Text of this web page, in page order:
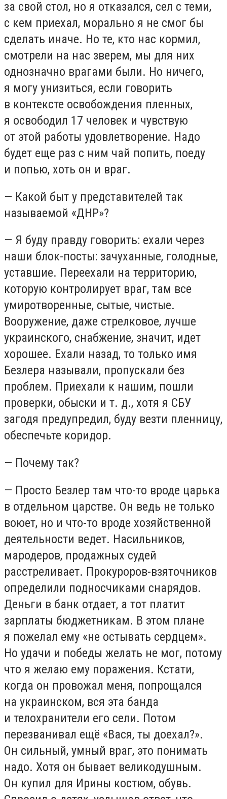
за свой стол, но я отказался, сел с теми,
с кем приехал, морально я не смог бы
сделать иначе. Но те, кто нас кормил,
смотрели на нас зверем, мы для них
однозначно врагами были. Но ничего,
я могу унизиться, если говорить
в контексте освобождения пленных,
я освободил 17 человек и чувствую
от этой работы удовлетворение. Надо
будет еще раз с ним чай попить, поеду
и попью, хоть он и враг.
— Какой быт у представителей так
называемой «ДНР»?
— Я буду правду говорить: ехали через
наши блок-посты: зачуханные, голодные,
уставшие. Переехали на территорию,
которую контролирует враг, там все
умиротворенные, сытые, чистые.
Вооружение, даже стрелковое, лучше
украинского, снабжение, значит, идет
хорошее. Ехали назад, то только имя
Безлера называли, пропускали без
проблем. Приехали к нашим, пошли
проверки, обыски и т. д., хотя я СБУ
загодя предупредил, буду везти пленницу,
обеспечьте коридор.
— Почему так?
— Просто Безлер там что-то вроде царька
в отдельном царстве. Он ведь не только
воюет, но и что-то вроде хозяйственной
деятельности ведет. Насильников,
мародеров, продажных судей
расстреливает. Прокуроров-взяточников
определили подносчиками снарядов.
Деньги в банк отдает, а тот платит
зарплаты бюджетникам. В этом плане
я пожелал ему «не остывать сердцем».
Но удачи и победы желать не мог, потому
что я желаю ему поражения. Кстати,
когда он провожал меня, попрощался
на украинском, вся эта банда
и телохранители его сели. Потом
перезванивал ещё «Вася, ты доехал?».
Он сильный, умный враг, это понимать
надо. Хотя он бывает великодушным.
Он купил для Ирины костюм, обувь.